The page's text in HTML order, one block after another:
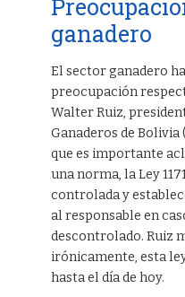
ganadero
El sector ganadero
preocupación
Walter Ruiz,
Ganaderos de Bolivia
que es importante
una norma, la Ley
controlada y
al responsable en
descontrolado. Ruiz
irónicamente, esta
hasta el día de hoy.